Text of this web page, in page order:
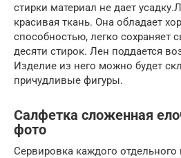
стирки материал не дает
красивая ткань. Она обладает
способностью, легко сохраняет
десяти стирок. Лен поддается
Изделие из него можно будет
причудливые фигуры.
Салфетка сложенная
фото
Сервировка каждого отдельного